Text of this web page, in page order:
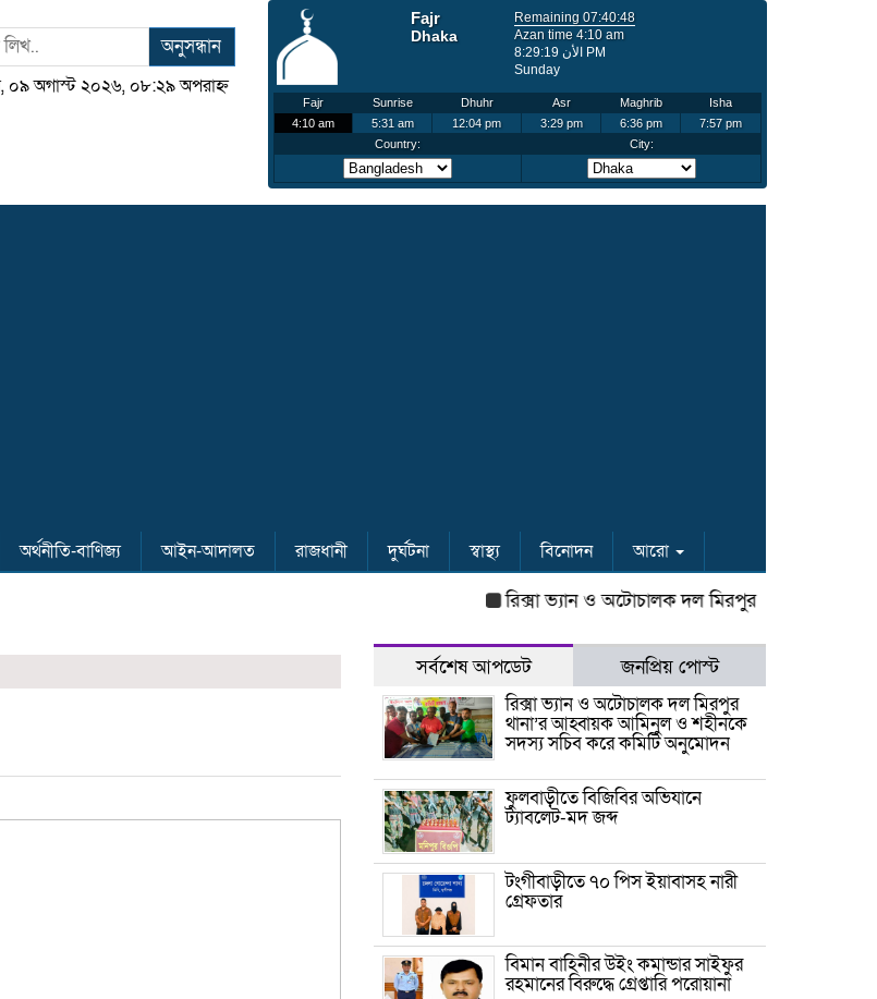
অনুসন্ধান
০৯ অগাস্ট ২০২৬, ০৮:২৯ অপরাহ্ন
অর্থনীতি-বাণিজ্য আইন-আদালত রাজধানী দুর্ঘটনা স্বাস্থ্য বিনোদন আরো
রিক্সা ভ্যান ও অটোচালক দল মিরপুর থানা’র আহ্বায়ক
সর্বশেষ আপডেট জনপ্রিয় পোস্ট
রিক্সা ভ্যান ও অটোচালক দল মিরপুর
থানা’র আহ্বায়ক আমিনুল ও শহীনকে
সদস্য সচিব করে কমিটি অনুমোদন
ফুলবাড়ীতে বিজিবির অভিযানে
ট্যাবলেট-মদ জব্দ
টংগীবাড়ীতে ৭০ পিস ইয়াবাসহ নারী
গ্রেফতার
বিমান বাহিনীর উইং কমান্ডার সাইফুর
রহমানের বিরুদ্ধে গ্রেপ্তারি পরোয়ানা